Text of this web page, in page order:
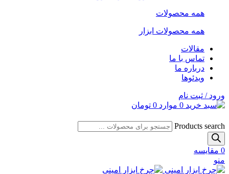
همه محصولات
همه محصولات ابزار
مقالات
تماس با ما
درباره ما
ویدئوها
ورود / ثبت نام
0 موارد 0 تومان
Products search
0 مقایسه
منو